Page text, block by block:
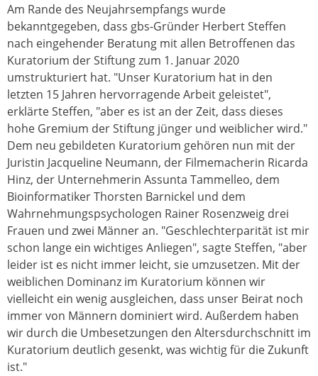
Am Rande des Neujahrsempfangs wurde
bekanntgegeben, dass gbs-Gründer Herbert Steffen
nach eingehender Beratung mit allen Betroffenen das
Kuratorium der Stiftung zum 1. Januar 2020
umstrukturiert hat. "Unser Kuratorium hat in den
letzten 15 Jahren hervorragende Arbeit geleistet",
erklärte Steffen, "aber es ist an der Zeit, dass dieses
hohe Gremium der Stiftung jünger und weiblicher wird."
Dem neu gebildeten Kuratorium gehören nun mit der
Juristin Jacqueline Neumann, der Filmemacherin Ricarda
Hinz, der Unternehmerin Assunta Tammelleo, dem
Bioinformatiker Thorsten Barnickel und dem
Wahrnehmungspsychologen Rainer Rosenzweig drei
Frauen und zwei Männer an. "Geschlechterparität ist mir
schon lange ein wichtiges Anliegen", sagte Steffen, "aber
leider ist es nicht immer leicht, sie umzusetzen. Mit der
weiblichen Dominanz im Kuratorium können wir
vielleicht ein wenig ausgleichen, dass unser Beirat noch
immer von Männern dominiert wird. Außerdem haben
wir durch die Umbesetzungen den Altersdurchschnitt im
Kuratorium deutlich gesenkt, was wichtig für die Zukunft
ist."